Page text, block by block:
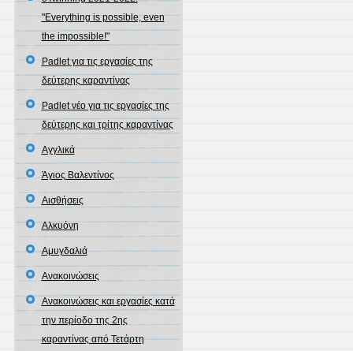
"Everything is possible, even
the impossible!"
Padlet για τις εργασίες της
δεύτερης καραντίνας
Padlet νέο για τις εργασίες της
δεύτερης και τρίτης καραντίνας
Αγγλικά
Άγιος Βαλεντίνος
Αισθήσεις
Αλκυόνη
Αμυγδαλιά
Ανακοινώσεις
Ανακοινώσεις και εργασίες κατά
την περίοδο της 2ης
καραντίνας από Τετάρτη